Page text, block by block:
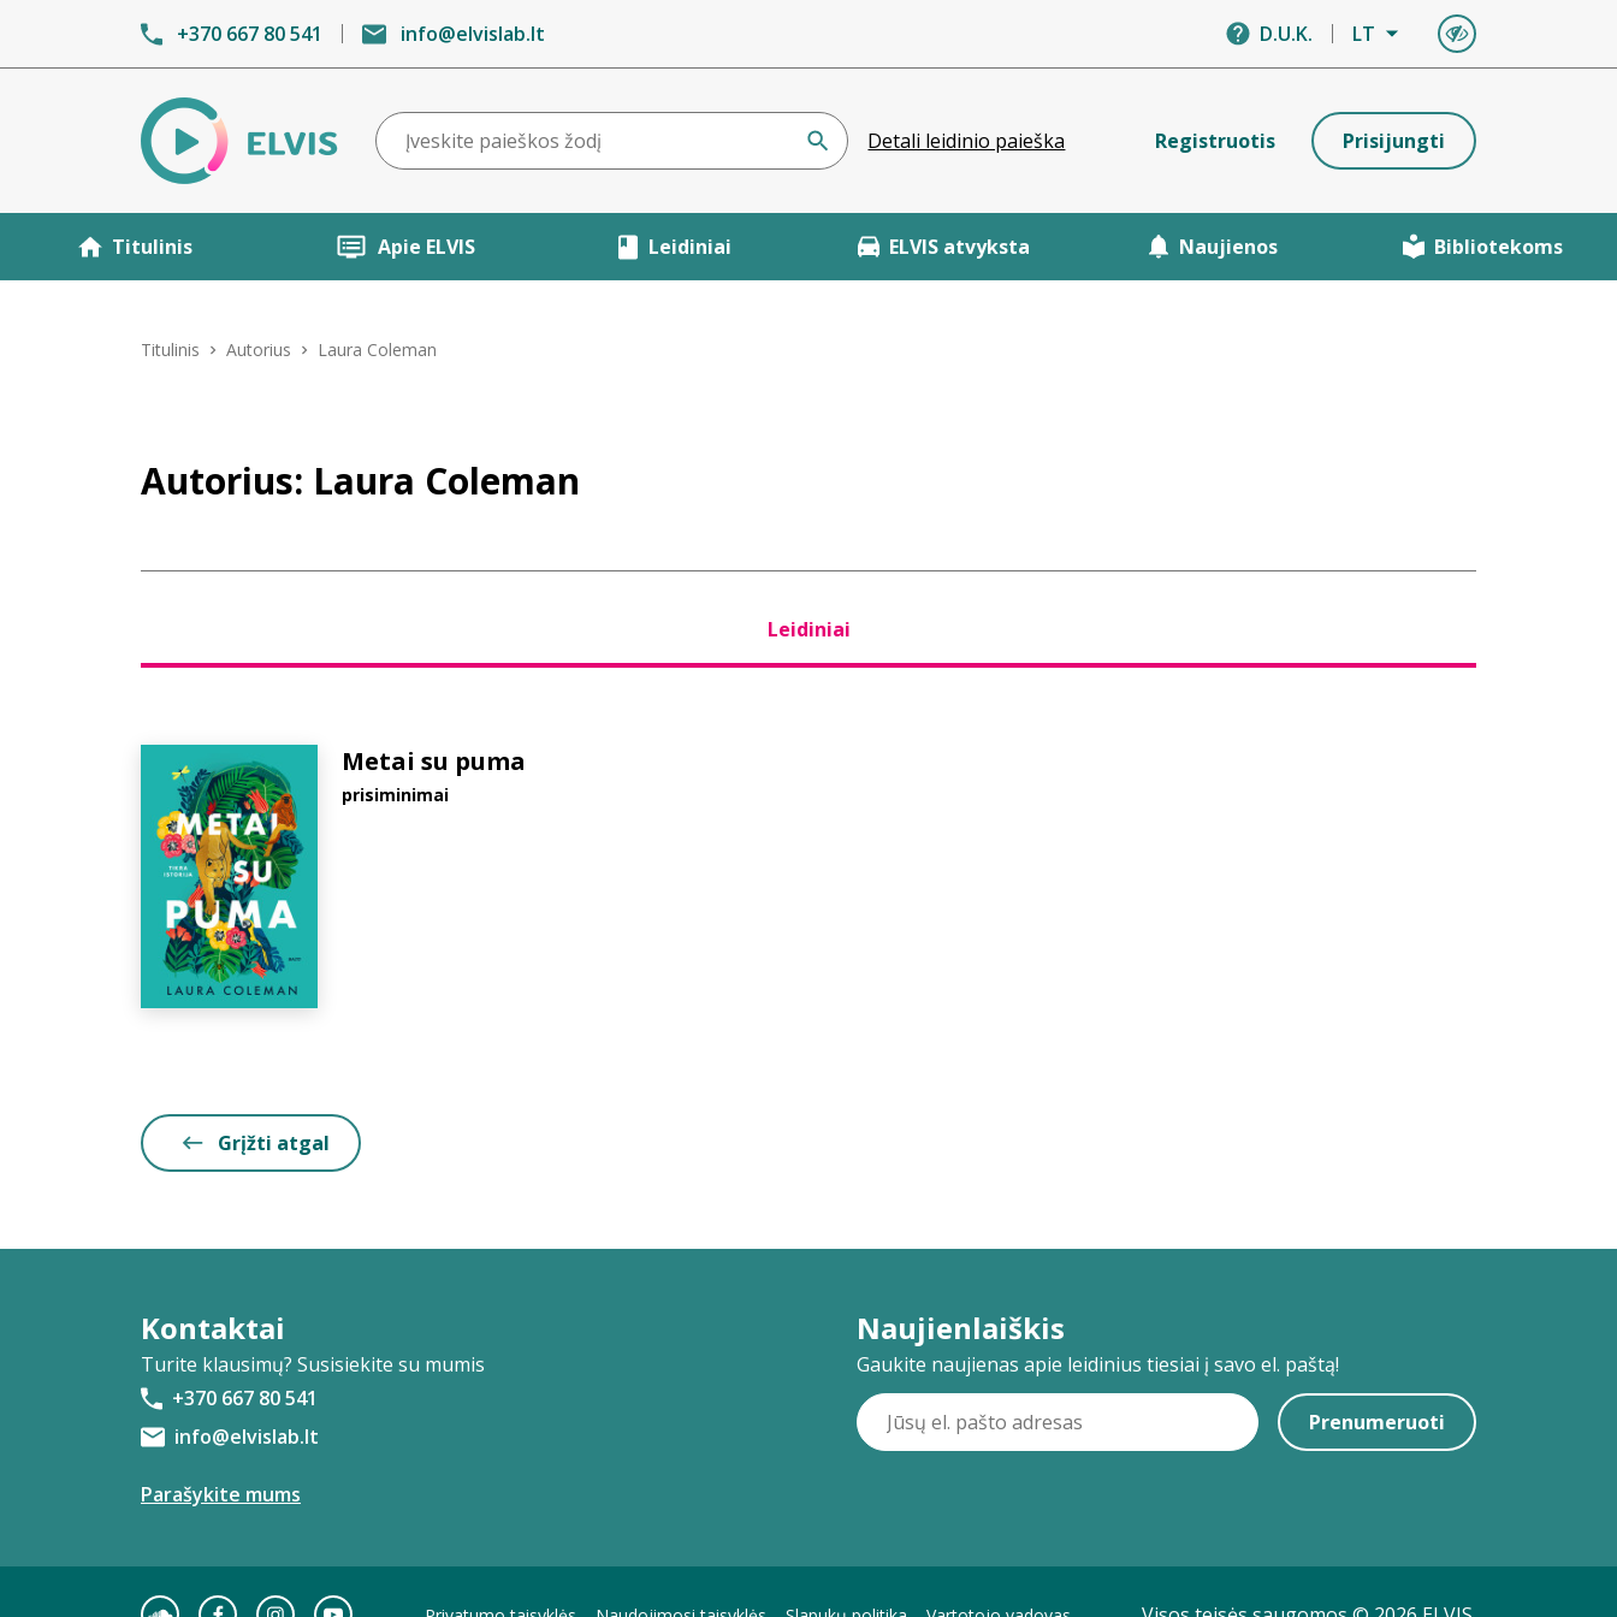
+370 667 80 541 info@elvislab.lt D.U.K. LT
Detali leidinio paieška Registruotis Prisijungti
Titulinis Apie ELVIS Leidiniai ELVIS atvyksta Naujienos Bibliotekoms
Titulinis Autorius Laura Coleman
Autorius: Laura Coleman
Leidiniai
Metai su puma
prisiminimai
Grįžti atgal
Kontaktai
Turite klausimų? Susisiekite su mumis
+370 667 80 541
info@elvislab.lt
Parašykite mums
Naujienlaiškis
Gaukite naujienas apie leidinius tiesiai į savo el. paštą!
Prenumeruoti